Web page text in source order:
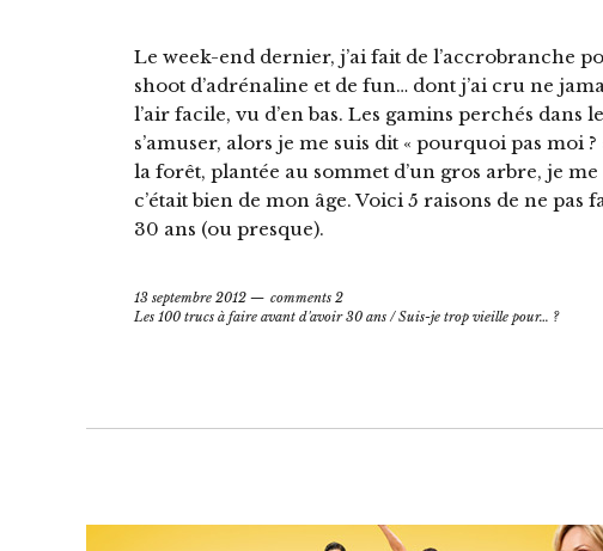
Le week-end dernier, j’ai fait de l’accrobranche
shoot d’adrénaline et de fun… dont j’ai cru ne
l’air facile, vu d’en bas. Les gamins perchés dans
s’amuser, alors je me suis dit « pourquoi pas moi
la forêt, plantée au sommet d’un gros arbre, je
c’était bien de mon âge. Voici 5 raisons de ne
30 ans (ou presque).
13 septembre 2012
comments 2
Les 100 trucs à faire avant d'avoir 30 ans /Suis-je trop vieille pour… ?